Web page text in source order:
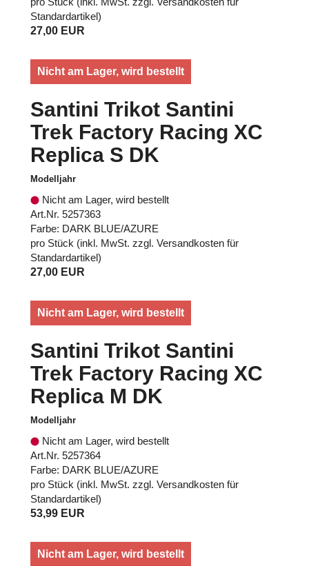
Standardartikel)
27,00 EUR
Nicht am Lager, wird bestellt
Santini Trikot Santini
Trek Factory Racing XC
Replica S DK
Modelljahr
Nicht am Lager, wird bestellt
Art.Nr. 5257363
Farbe: DARK BLUE/AZURE
pro Stück (inkl. MwSt. zzgl. Versandkosten für
Standardartikel)
27,00 EUR
Nicht am Lager, wird bestellt
Santini Trikot Santini
Trek Factory Racing XC
Replica M DK
Modelljahr
Nicht am Lager, wird bestellt
Art.Nr. 5257364
Farbe: DARK BLUE/AZURE
pro Stück (inkl. MwSt. zzgl. Versandkosten für
Standardartikel)
53,99 EUR
Nicht am Lager, wird bestellt